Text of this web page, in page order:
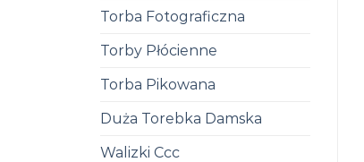
Torba Fotograficzna
Torby Płócienne
Torba Pikowana
Duża Torebka Damska
Walizki Ccc